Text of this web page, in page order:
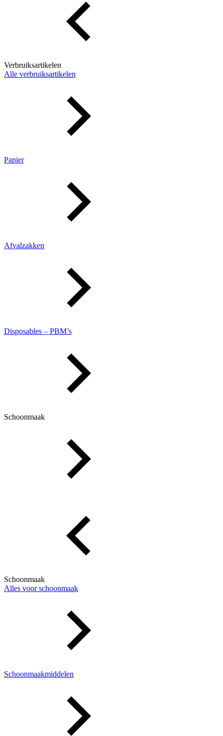
Verbruiksartikelen
Alle verbruiksartikelen
Papier
Afvalzakken
Disposables – PBM’s
Schoonmaak
Schoonmaak
Alles voor schoonmaak
Schoonmaakmiddelen